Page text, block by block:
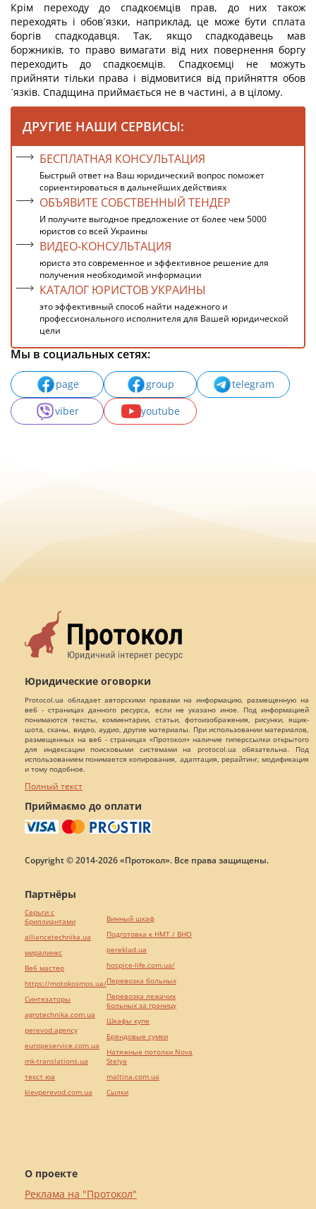
Крім переходу до спадкоємців прав, до них також
переходять і обов´язки, наприклад, це може бути сплата
боргів спадкодавця. Так, якщо спадкодавець мав
боржників, то право вимагати від них повернення боргу
переходить до спадкоємців. Спадкоємці не можуть
прийняти тільки права і відмовитися від прийняття обов
´язків. Спадщина приймається не в частині, а в цілому.
ДРУГИЕ НАШИ СЕРВИСЫ:
БЕСПЛАТНАЯ КОНСУЛЬТАЦИЯ
Быстрый ответ на Ваш юридический вопрос поможет
сориентироваться в дальнейших действиях
ОБЪЯВИТЕ СОБСТВЕННЫЙ ТЕНДЕР
И получите выгодное предложение от более чем 5000
юристов со всей Украины
ВИДЕО-КОНСУЛЬТАЦИЯ
юриста это современное и эффективное решение для
получения необходимой информации
КАТАЛОГ ЮРИСТОВ УКРАИНЫ
это эффективный способ найти надежного и
профессионального исполнителя для Вашей юридической
цели
Мы в социальных сетях:
page group
telegram
viber
youtube
Юридические оговорки
Protocol.ua обладает авторскими правами на информацию, размещенную на
веб - страницах данного ресурса, если не указано иное. Под информацией
понимаются тексты, комментарии, статьи, фотоизображения, рисунки, ящик-
шота, сканы, видео, аудио, другие материалы. При использовании материалов,
размещенных на веб - страницах «Протокол» наличие гиперссылки открытого
для индексации поисковыми системами на protocol.ua обязательна. Под
использованием понимается копирования, адаптация, рерайтинг, модификация
и тому подобное.
Полный текст
Приймаємо до оплати
Copyright © 2014-2026 «Протокол». Все права защищены.
О проекте
Реклама на "Протокол"
Партнёры
Серьги с
бриллиантами
alliancetechnika.ua
миралинкс
Веб мастер
https://motokosmos.ua/
Синтезаторы
agrotechnika.com.ua
perevod.agency
europeservice.com.ua
mk-translations.ua
текст юа
kievperevod.com.ua
Винный шкаф
Подготовка к НМТ / ВНО
pereklad.ua
hospice-life.com.ua/
Перевозка больных
Перевозка лежачих
больных за границу
Шкафы купе
Брендовые сумки
Натяжные потолки Nova
Stelya
maltina.com.ua
Cылки